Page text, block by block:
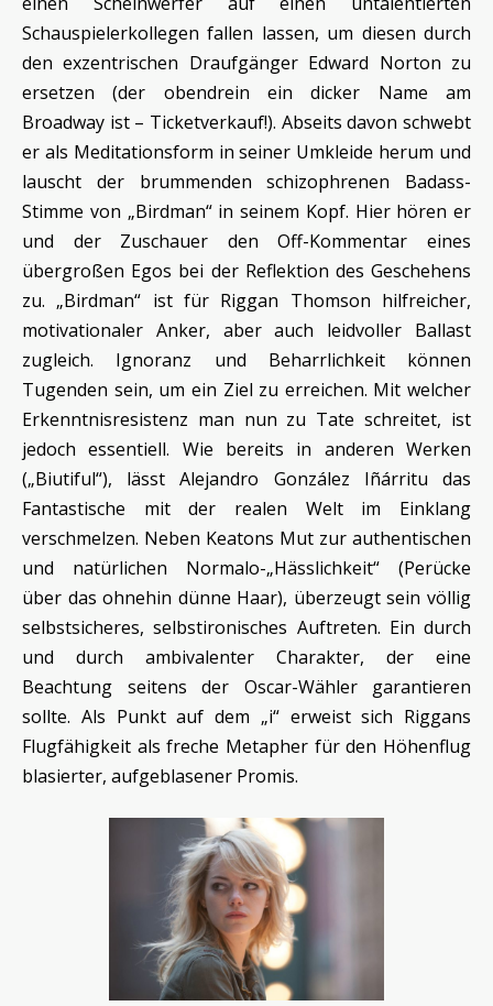
Schauspielerkollegen fallen lassen, um diesen durch
den exzentrischen Draufgänger Edward Norton zu
ersetzen (der obendrein ein dicker Name am
Broadway ist – Ticketverkauf!). Abseits davon schwebt
er als Meditationsform in seiner Umkleide herum und
lauscht der brummenden schizophrenen Badass-
Stimme von „Birdman“ in seinem Kopf. Hier hören er
und der Zuschauer den Off-Kommentar eines
übergroßen Egos bei der Reflektion des Geschehens
zu. „Birdman“ ist für Riggan Thomson hilfreicher,
motivationaler Anker, aber auch leidvoller Ballast
zugleich. Ignoranz und Beharrlichkeit können
Tugenden sein, um ein Ziel zu erreichen. Mit welcher
Erkenntnisresistenz man nun zu Tate schreitet, ist
jedoch essentiell. Wie bereits in anderen Werken
(„Biutiful“), lässt Alejandro González Iñárritu das
Fantastische mit der realen Welt im Einklang
verschmelzen. Neben Keatons Mut zur authentischen
und natürlichen Normalo-„Hässlichkeit“ (Perücke
über das ohnehin dünne Haar), überzeugt sein völlig
selbstsicheres, selbstironisches Auftreten. Ein durch
und durch ambivalenter Charakter, der eine
Beachtung seitens der Oscar-Wähler garantieren
sollte. Als Punkt auf dem „i“ erweist sich Riggans
Flugfähigkeit als freche Metapher für den Höhenflug
blasierter, aufgeblasener Promis.